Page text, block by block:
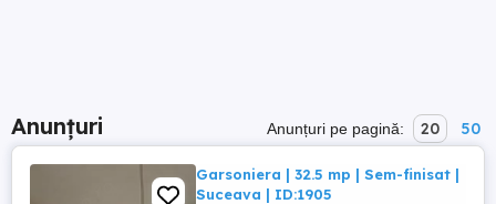
Anunțuri Anunțuri pe pagină: 20 50
Garsoniera | 32.5 mp | Sem-finisat |
Suceava | ID:1905